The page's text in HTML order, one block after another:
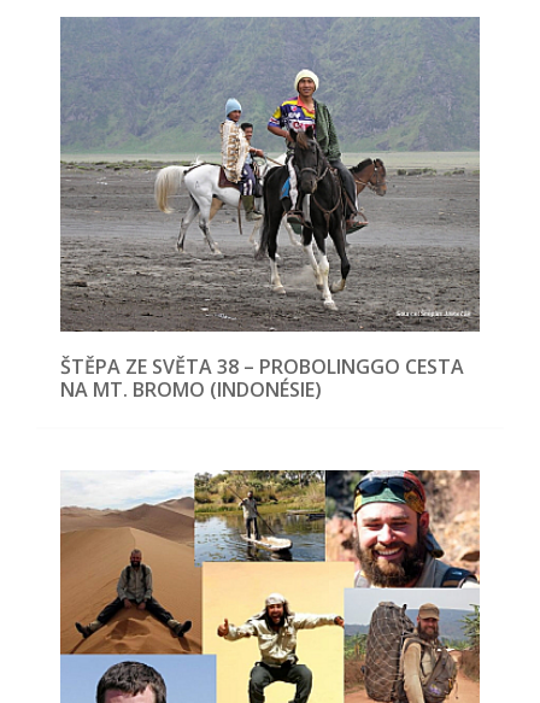
ŠTĚPA ZE SVĚTA 38 – PROBOLINGGO CESTA
NA MT. BROMO (INDONÉSIE)